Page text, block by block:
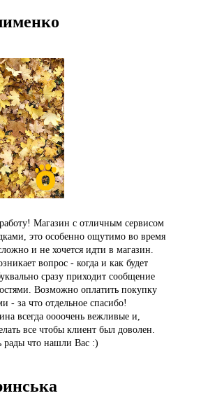
Магазин с отличным сервисом
это особенно ощутимо во время
и не хочется идти в магазин.
вопрос - когда и как будет
сразу приходит сообщение
Возможно оплатить покупку
- за что отдельное спасибо!
всегда оооочень вежливые и,
все чтобы клиент был доволен.
что нашли Вас :)